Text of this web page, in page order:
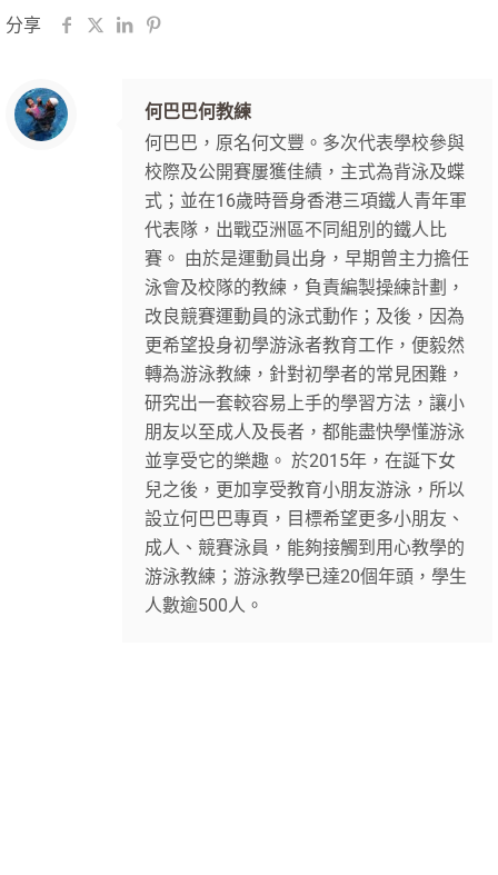
分享
何巴巴何教練
何巴巴，原名何文豐。多次代表學校參與
校際及公開賽屢獲佳績，主式為背泳及蝶
式；並在16歲時晉身香港三項鐵人青年軍
代表隊，出戰亞洲區不同組別的鐵人比
賽。 由於是運動員出身，早期曾主力擔任
泳會及校隊的教練，負責編製操練計劃，
改良競賽運動員的泳式動作；及後，因為
更希望投身初學游泳者教育工作，便毅然
轉為游泳教練，針對初學者的常見困難，
研究出一套較容易上手的學習方法，讓小
朋友以至成人及長者，都能盡快學懂游泳
並享受它的樂趣。 於2015年，在誕下女
兒之後，更加享受教育小朋友游泳，所以
設立何巴巴專頁，目標希望更多小朋友、
成人、競賽泳員，能夠接觸到用心教學的
游泳教練；游泳教學已達20個年頭，學生
人數逾500人。